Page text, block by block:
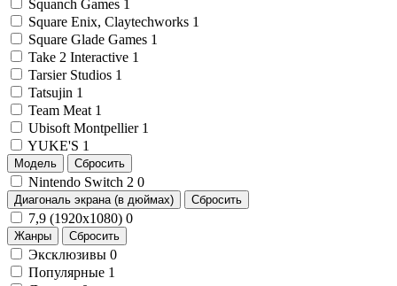
Squanch Games 1
Square Enix, Claytechworks 1
Square Glade Games 1
Take 2 Interactive 1
Tarsier Studios 1
Tatsujin 1
Team Meat 1
Ubisoft Montpellier 1
YUKE'S 1
Модель Сбросить
Nintendo Switch 2 0
Диагональ экрана (в дюймах) Сбросить
7,9 (1920x1080) 0
Жанры Сбросить
Эксклюзивы 0
Популярные 1